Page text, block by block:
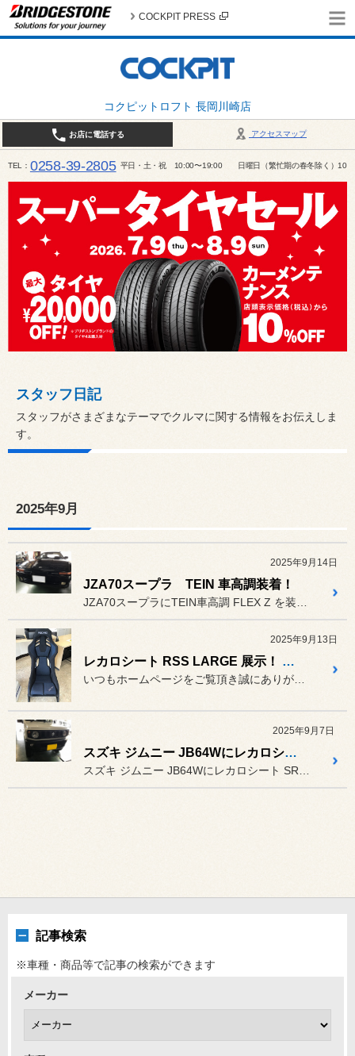
コクピットロフト 長岡川崎店
COCKPIT PRESS
アクセスマップ
お店に電話する
TEL 0258-39-2805 平日・土・祝 10:00〜19:00 日曜日（繁忙期の春冬除く）
スタッフ日記
スタッフがさまざまなテーマでクルマに関する情報をお伝えしま
す。
2025年9月
2025年9月14日
JZA70スープラ TEIN 車高調装着！
2025年9月13日
レカロシート RSS LARGE 展示！ 試座できます！
2025年9月7日
スズキ ジムニー JB64Wにレカロシート装着
スズキ ジムニー JB64Wにレカロシート SR-S UT100H...
記事検索
※車種・商品等で記事の検索ができます
メーカー